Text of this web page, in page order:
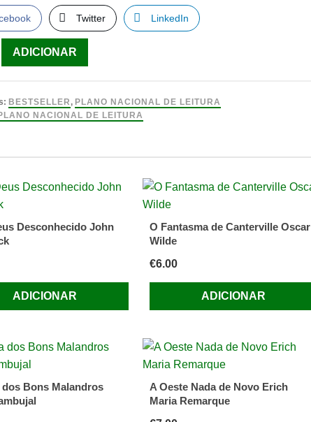
Twitter LinkedIn
ADICIONAR
BESTSELLER , PLANO NACIONAL DE LEITURA
NACIONAL DE LEITURA
Desconhecido John
ADICIONAR
O Fantasma de Canterville Oscar
Wilde
€6.00
ADICIONAR
Bons Malandros
A Oeste Nada de Novo Erich
Maria Remarque